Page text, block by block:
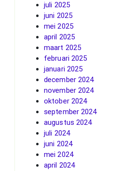
juli 2025
juni 2025
mei 2025
april 2025
maart 2025
februari 2025
januari 2025
december 2024
november 2024
oktober 2024
september 2024
augustus 2024
juli 2024
juni 2024
mei 2024
april 2024